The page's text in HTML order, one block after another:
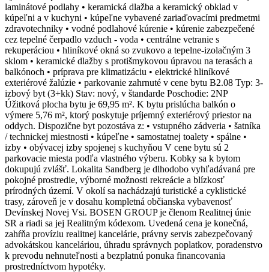
laminátové podlahy • keramická dlažba a keramický obklad v
kúpeľni a v kuchyni • kúpeľne vybavené zariaďovacími predmetmi
zdravotechniky • vodné podlahové kúrenie • kúrenie zabezpečené
cez tepelné čerpadlo vzduch - voda • centrálne vetranie s
rekuperáciou • hliníkové okná so zvukovo a tepelne-izolačným 3
sklom • keramické dlažby s protišmykovou úpravou na terasách a
balkónoch • príprava pre klimatizáciu • elektrické hliníkové
exteriérové žalúzie • parkovanie zahrnuté v cene bytu B2.08 Typ: 3-
izbový byt (3+kk) Stav: nový, v štandarde Poschodie: 2NP
Úžitková plocha bytu je 69,95 m². K bytu prislúcha balkón o
výmere 5,76 m², ktorý poskytuje príjemný exteriérový priestor na
oddych. Dispozične byt pozostáva z: • vstupného zádveria • šatníka
/ technickej miestnosti • kúpeľne • samostatnej toalety • spálne •
izby • obývacej izby spojenej s kuchyňou V cene bytu sú 2
parkovacie miesta podľa vlastného výberu. Kobky sa k bytom
dokupujú zvlášť. Lokalita Sandberg je dlhodobo vyhľadávaná pre
pokojné prostredie, výborné možnosti rekreácie a blízkosť
prírodných území. V okolí sa nachádzajú turistické a cyklistické
trasy, zároveň je v dosahu kompletná občianska vybavenosť
Devínskej Novej Vsi. BOSEN GROUP je členom Realitnej únie
SR a riadi sa jej Realitným kódexom. Uvedená cena je konečná,
zahŕňa províziu realitnej kancelárie, právny servis zabezpečovaný
advokátskou kanceláriou, úhradu správnych poplatkov, poradenstvo
k prevodu nehnuteľnosti a bezplatnú ponuka financovania
prostredníctvom hypotéky.